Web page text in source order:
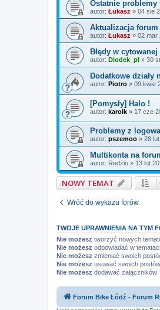
Ostatnie problemy
autor: Łukasz » 04 sie
Aktualizacja
autor: Łukasz » 02 mar
Błędy w
autor: Diodek_pl » 30
Dodatkowe działy
autor: Piotro » 09 kwie
[Pomysły] Halo !
autor: karolk » 17 cze
Problemy z
autor: pszemoo » 28
Multikonta na
autor: Redzio » 13 lut
NOWY TEMAT
Wróć do wykazu forów
TWOJE UPRAWNIENIA NA TYM
Nie możesz tworzyć nowych
Nie możesz odpowiadać w
Nie możesz zmieniać swoich
Nie możesz usuwać swoich postów
Nie możesz dodawać załączników
Forum Bike Łódź - Forum